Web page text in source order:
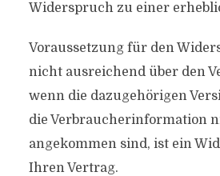
Widerspruch zu einer
Voraussetzung für den
nicht ausreichend über den
wenn die dazugehörigen
die Verbraucherinformation
angekommen sind, ist ein
Ihren Vertrag.